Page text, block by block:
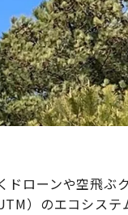
ドローンや空飛ぶ
）のエコシステ